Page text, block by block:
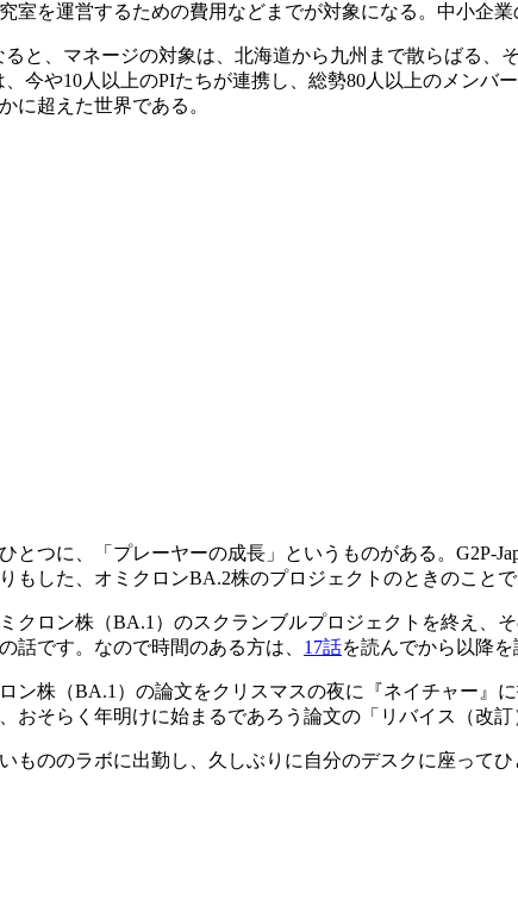
室を運営するための費用などまでが対象になる。中小企業
ると、マネージの対象は、北海道から九州まで散らばる
、今や10人以上のPIたちが連携し、総勢80人以上のメン
に超えた世界である。
とつに、「プレーヤーの成長」というものがある。G2P-
した、オミクロンBA.2株のプロジェクトのときのことで
ロン株（BA.1）のスクランブルプロジェクトを終え、
話です。なので時間のある方は、 17話を読んでから以降
ン株（BA.1）の論文をクリスマスの夜に『ネイチャー』
おそらく年明けに始まるであろう論文の「リバイス（改
もののラボに出勤し、久しぶりに自分のデスクに座って